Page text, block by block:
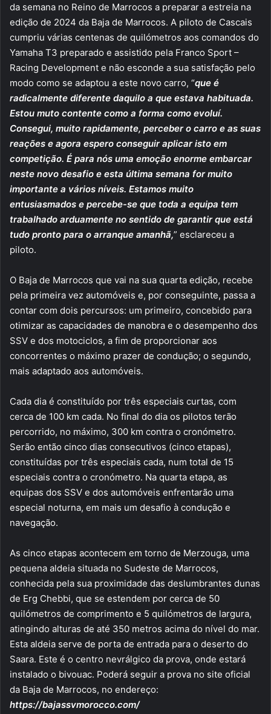
da semana no Reino de Marrocos a preparar a estreia na
edição de 2024 da Baja de Marrocos. A piloto de Cascais
cumpriu várias centenas de quilómetros aos comandos do
Yamaha T3 preparado e assistido pela Franco Sport –
Racing Development e não esconde a sua satisfação pelo
modo como se adaptou a este novo carro, “que é
radicalmente diferente daquilo a que estava habituada.
Estou muto contente como a forma como evoluí.
Consegui, muito rapidamente, perceber o carro e as suas
reações e agora espero conseguir aplicar isto em
competição. É para nós uma emoção enorme embarcar
neste novo desafio e esta última semana for muito
importante a vários níveis. Estamos muito
entusiasmados e percebe-se que toda a equipa tem
trabalhado arduamente no sentido de garantir que está
tudo pronto para o arranque amanhã,” esclareceu a
piloto.
O Baja de Marrocos que vai na sua quarta edição, recebe
pela primeira vez automóveis e, por conseguinte, passa a
contar com dois percursos: um primeiro, concebido para
otimizar as capacidades de manobra e o desempenho dos
SSV e dos motociclos, a fim de proporcionar aos
concorrentes o máximo prazer de condução; o segundo,
mais adaptado aos automóveis.
Cada dia é constituído por três especiais curtas, com
cerca de 100 km cada. No final do dia os pilotos terão
percorrido, no máximo, 300 km contra o cronómetro.
Serão então cinco dias consecutivos (cinco etapas),
constituídas por três especiais cada, num total de 15
especiais contra o cronómetro. Na quarta etapa, as
equipas dos SSV e dos automóveis enfrentarão uma
especial noturna, em mais um desafio à condução e
navegação.
As cinco etapas acontecem em torno de Merzouga, uma
pequena aldeia situada no Sudeste de Marrocos,
conhecida pela sua proximidade das deslumbrantes dunas
de Erg Chebbi, que se estendem por cerca de 50
quilómetros de comprimento e 5 quilómetros de largura,
atingindo alturas de até 350 metros acima do nível do mar.
Esta aldeia serve de porta de entrada para o deserto do
Saara. Este é o centro nevrálgico da prova, onde estará
instalado o bivouac. Poderá seguir a prova no site oficial
da Baja de Marrocos, no endereço:
https://bajassvmorocco.com/